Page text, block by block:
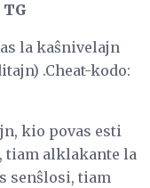
TG
la kaŝnivelajn
.Cheat-kodo:
kio povas esti
tiam alklakante la
senŝlosi, tiam